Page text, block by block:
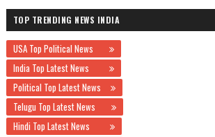
TOP TRENDING NEWS INDIA
USA Top Political News
India Top Latest News
Political Top Latest News
Telugu Top Latest News
Hindi Top Latest News